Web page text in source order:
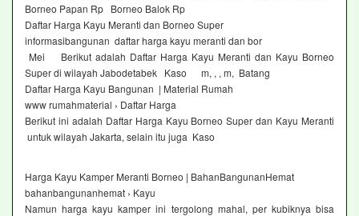
Borneo Papan Rp Borneo Balok Rp
Daftar Harga Kayu Meranti dan Borneo Super
informasibangunan daftar harga kayu meranti dan bor
Mei Berikut adalah Daftar Harga Kayu Meranti dan Kayu Borneo
Super di wilayah Jabodetabek Kaso m, , , m, Batang
Daftar Harga Kayu Bangunan | Material Rumah
www rumahmaterial › Daftar Harga
Berikut ini adalah Daftar Harga Kayu Borneo Super dan Kayu Meranti
untuk wilayah Jakarta, selain itu juga Kaso
Harga Kayu Kamper Meranti Borneo | BahanBangunanHemat
bahanbangunanhemat › Kayu
Namun harga kayu kamper ini tergolong mahal, per kubiknya bisa